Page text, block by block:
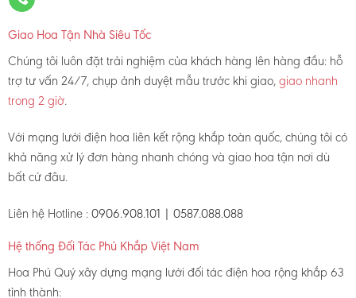
Giao Hoa Tận Nhà Siêu Tốc
Chúng tôi luôn đặt trải nghiệm của khách hàng lên hàng đầu: hỗ
trợ tư vấn 24/7, chụp ảnh duyệt mẫu trước khi giao,giao nhanh
trong 2 giờ.
Với mạng lưới điện hoa liên kết rộng khắp toàn quốc, chúng tôi có
khả năng xử lý đơn hàng nhanh chóng và giao hoa tận nơi dù
bất cứ đâu.
Liên hệ Hotline : 0906.908.101 | 0587.088.088
Hệ thống Đối Tác Phủ Khắp Việt Nam
Hoa Phú Quý xây dựng mạng lưới đối tác điện hoa rộng khắp 63
tỉnh thành: